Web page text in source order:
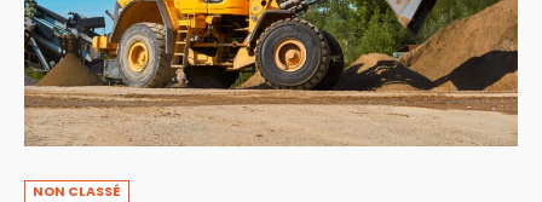
NON CLASSÉ